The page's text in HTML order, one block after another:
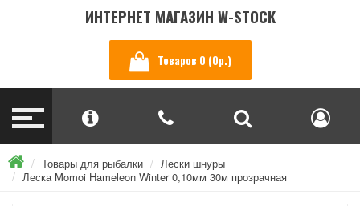
ИНТЕРНЕТ МАГАЗИН W-STOCK
Товаров 0 (0р.)
Товары для рыбалки
Лески шнуры
Леска Momoi Hameleon Winter 0,10мм 30м прозрачная